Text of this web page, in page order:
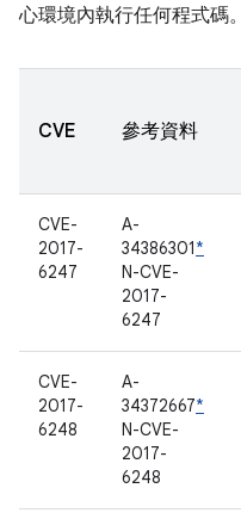
心環境內執行任何程式碼。
CVE 參考資料
CVE-
2017-
6247
A-
34386301*
N-CVE-
2017-
6247
CVE-
2017-
6248
A-
34372667*
N-CVE-
2017-
6248